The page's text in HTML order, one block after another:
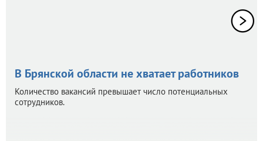
В Брянской области не хватает работников
Количество вакансий превышает число потенциальных
сотрудников.